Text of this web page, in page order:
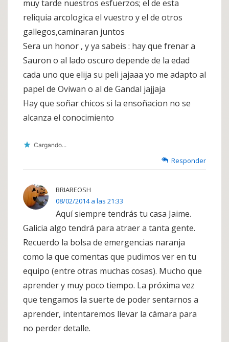
muy tarde nuestros esfuerzos; el de esta
reliquia arcologica el vuestro y el de otros
gallegos,caminaran juntos
Sera un honor , y ya sabeis : hay que frenar a
Sauron o al lado oscuro depende de la edad
cada uno que elija su peli jajaaa yo me adapto al
papel de Oviwan o al de Gandal jajjaja
Hay que soñar chicos si la ensoñacion no se
alcanza el conocimiento
Cargando...
Responder
BRIAREOSH
08/02/2014 a las 21:33
Aquí siempre tendrás tu casa Jaime.
Galicia algo tendrá para atraer a tanta gente.
Recuerdo la bolsa de emergencias naranja
como la que comentas que pudimos ver en tu
equipo (entre otras muchas cosas). Mucho que
aprender y muy poco tiempo. La próxima vez
que tengamos la suerte de poder sentarnos a
aprender, intentaremos llevar la cámara para
no perder detalle.